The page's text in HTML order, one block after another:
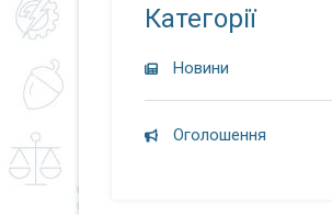
Категорії
Новини
Оголошення